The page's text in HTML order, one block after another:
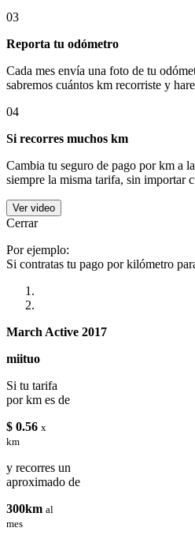
03
Reporta tu odómetro
Cada mes envía una foto de tu
sabremos cuántos km recorriste y
04
Si recorres muchos km
Cambia tu seguro de pago por km a
siempre la misma tarifa, sin importar
Ver video
Cerrar
Por ejemplo:
Si contratas tu pago por kilómetro
March Active 2017
miituo
Si tu tarifa
por km es de
$ 0.56 x
km
y recorres un
aproximado de
300km al
mes